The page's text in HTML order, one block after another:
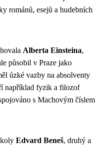
románů, esejů a hudebních
Alberta Einsteina,
působil v Praze jako
úzké vazby na absolventy
například fyzik a filozof
s Machovým číslem
Edvard Beneš, druhý a